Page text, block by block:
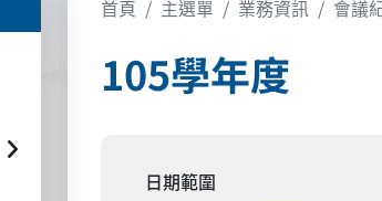
首頁 主選單 業務資訊 會議
105學年度
日期範圍